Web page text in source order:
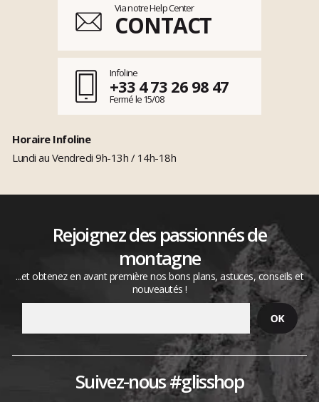
Via notre Help Center
CONTACT
Infoline
+33 4 73 26 98 47
Fermé le 15/08
Horaire Infoline
Lundi au Vendredi 9h-13h / 14h-18h
Rejoignez des passionnés de
montagne
...et obtenez en avant première nos bons plans, astuces, conseils et
nouveautés !
Suivez-nous #glisshop